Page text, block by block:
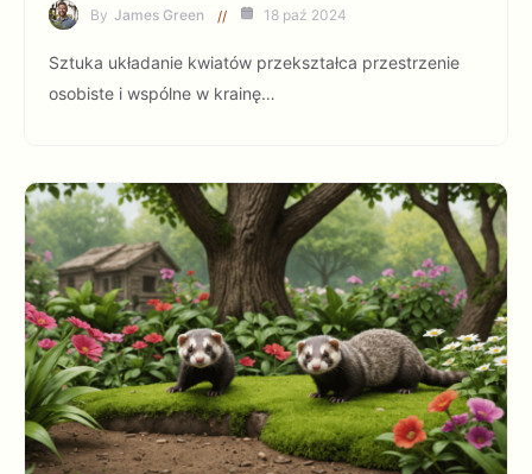
By James Green 18 paź 2024
Sztuka układanie kwiatów przekształca przestrzenie
osobiste i wspólne w krainę…